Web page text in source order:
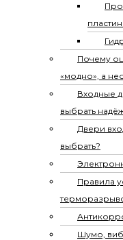
Почему
«модно», а
Входные
выбрать
Двери
выбрать?
Правила
Шумо,